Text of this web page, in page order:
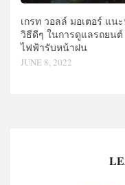
เกรท วอลล์ มอเตอร์ แน
วิธีดีๆ ในการดูแลรถยนต์
ไฟฟ้ารับหน้าฝน
JUNE 8, 2022